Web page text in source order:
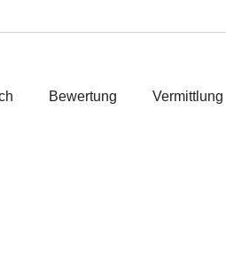
Bewertung Vermittlung